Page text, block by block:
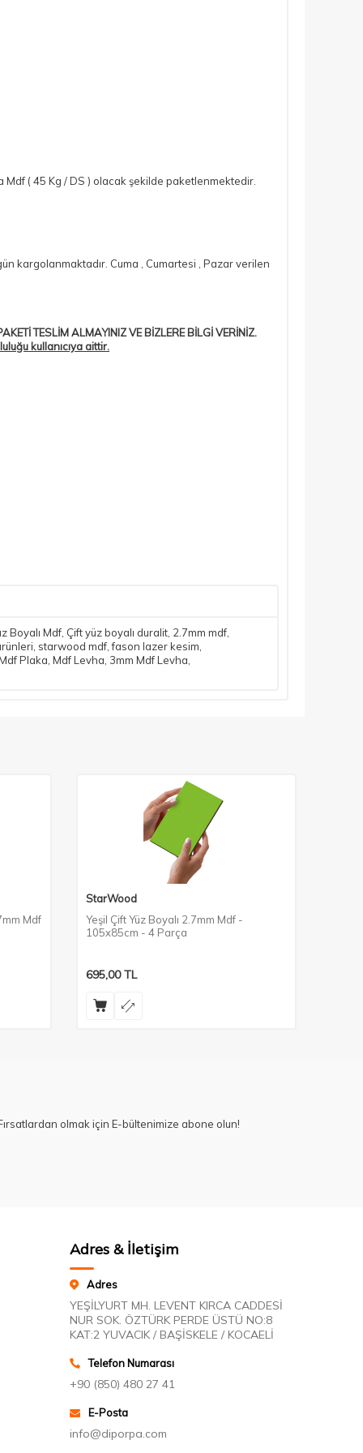
( 45 Kg / DS ) olacak şekilde paketlenmektedir.
kargolanmaktadır. Cuma , Cumartesi , Pazar verilen
TESLİM ALMAYINIZ VE BİZLERE BİLGİ VERİNİZ.
kullanıcıya aittir.
Boyalı Mdf Çift yüz boyalı duralit 2.7mm mdf
starwood mdf ,fason lazer kesim
Plaka Mdf Levha 3mm Mdf Levha
Mdf
StarWood
Yeşil Çift Yüz Boyalı 2.7mm Mdf -
105x85cm - 4 Parça
695,00TL
olmak için E-bültenimize abone olun!
Adres & İletişim
Adres
YEŞİLYURT MH. LEVENT KIRCA CADDESİ
NUR SOK. ÖZTÜRK PERDE ÜSTÜ NO:8
KAT:2 YUVACIK / BAŞİSKELE / KOCAELİ
Telefon Numarası
+90 (850) 480 27 41
E-Posta
info@diporpa.com